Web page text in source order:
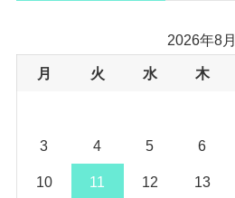
2026年8月
月 火 水 木
3 4 5 6
10 11 12 13